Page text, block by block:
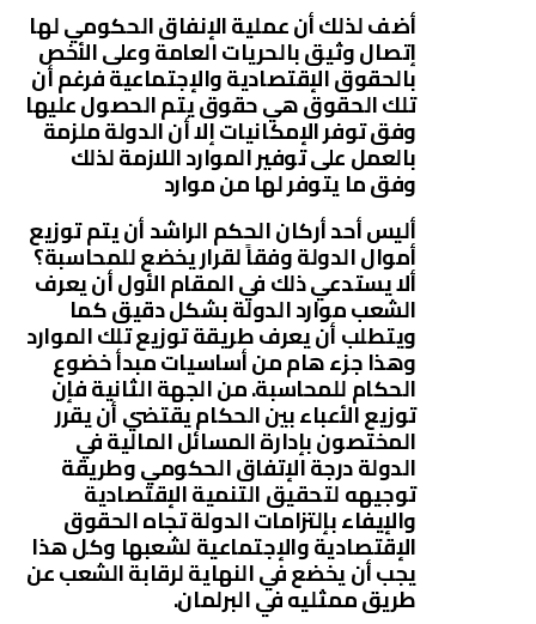
أضف لذلك أن عملية الإنفاق الحكومي لها
إتصال وثيق بالحريات العامة وعلى الأخص
بالحقوق الإقتصادية والإجتماعية فرغم أن
تلك الحقوق هي حقوق يتم الحصول عليها
وفق توفر الإمكانيات إلا أن الدولة ملزمة
بالعمل على توفير الموارد اللازمة لذلك
وفق ما يتوفر لها من موارد
أليس أحد أركان الحكم الراشد أن يتم توزيع
أموال الدولة وفقاً لقرار يخضع للمحاسبة؟
ألا يستدعي ذلك في المقام الأول أن يعرف
الشعب موارد الدولة بشكل دقيق كما
ويتطلب أن يعرف طريقة توزيع تلك الموارد
وهذا جزء هام من أساسيات مبدأ خضوع
الحكام للمحاسبة. من الجهة الثانية فإن
توزيع الأعباء بين الحكام يقتضي أن يقرر
المختصون بإدارة المسائل المالية في
الدولة درجة الإتفاق الحكومي وطريقة
توجيهه لتحقيق التنمية الإقتصادية
والإيفاء بإلتزامات الدولة تجاه الحقوق
الإقتصادية والإجتماعية لشعبها وكل هذا
يجب أن يخضع في النهاية لرقابة الشعب عن
طريق ممثليه في البرلمان.